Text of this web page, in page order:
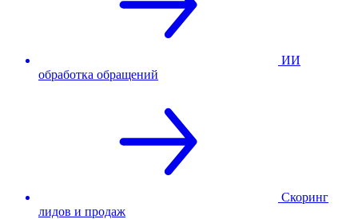
ИИ
обработка обращений
Скоринг
лидов и продаж